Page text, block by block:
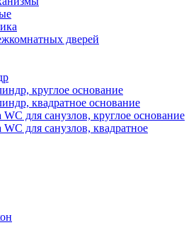
дверей
круглое основание
квадратное основание
для санузлов, круглое основание
для санузлов, квадратное